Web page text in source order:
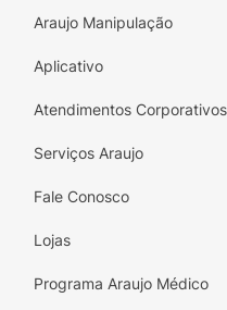
lanche doce.
Experiência Única:
creme IOIÔ agora
Especificações
Marca:
75g
Araujo Manipulação
Aplicativo
Atendimentos
Serviços Araujo
Fale Conosco
Lojas
Programa Araujo Médico